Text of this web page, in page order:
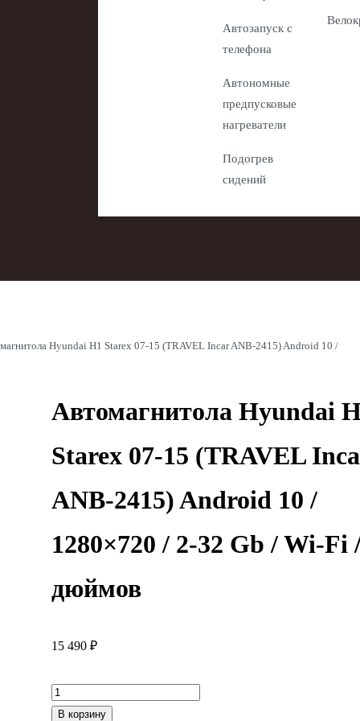
Автозапуск с
телефона
Автономные
предпусковые
нагреватели
Подогрев
сидений
Hyundai H1 Starex 07-15 (TRAVEL Incar ANB-2415) Android 10 /
Автомагнитола Hyundai
Starex 07-15 (TRAVEL
ANB-2415) Android 10 /
1280×720 / 2-32 Gb / Wi-Fi
дюймов
15 490 ₽
Количество
товара
В корзину